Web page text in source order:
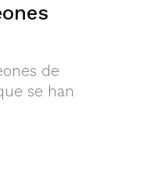
de
se han